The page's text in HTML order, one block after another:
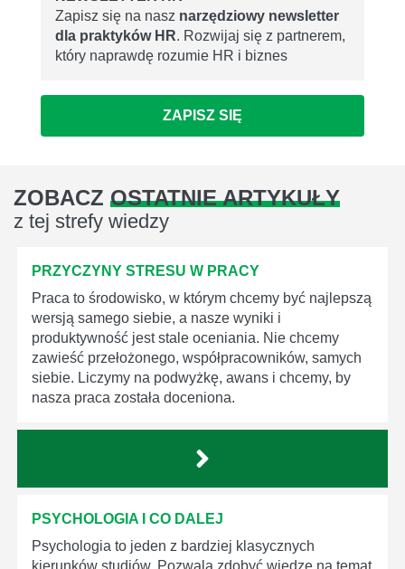
Zapisz się na nasz narzędziowy newsletter
dla praktyków HR. Rozwijaj się z partnerem,
który naprawdę rozumie HR i biznes
ZAPISZ SIĘ
ZOBACZ OSTATNIE ARTYKUŁY
z tej strefy wiedzy
PRZYCZYNY STRESU W PRACY
Praca to środowisko, w którym chcemy być najlepszą
wersją samego siebie, a nasze wyniki i
produktywność jest stale oceniania. Nie chcemy
zawieść przełożonego, współpracowników, samych
siebie. Liczymy na podwyżkę, awans i chcemy, by
nasza praca została doceniona.
PSYCHOLOGIA I CO DALEJ
Psychologia to jeden z bardziej klasycznych